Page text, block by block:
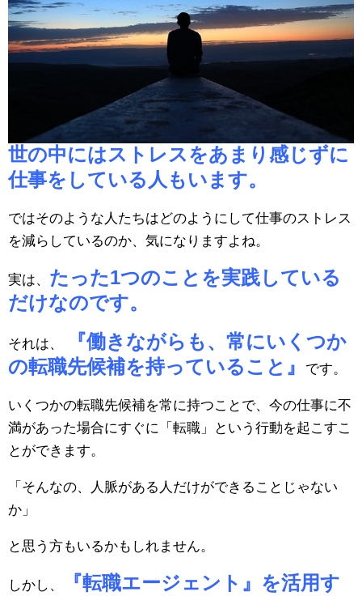
世の中にはストレスをあまり感じずに
仕事をしている人もいます。
ではそのような人たちはどのようにして仕事のストレス
を減らしているのか、気になりますよね。
実は、 たった1つのことを実践している
だけなのです。
それは、
『働きながらも、常にいくつか
の転職先候補を持っていること』
です。
いくつかの転職先候補を常に持つことで、今の仕事に不
満があった場合にすぐに「転職」という行動を起こすこ
とができます。
「そんなの、人脈がある人だけができることじゃない
か」
と思う方もいるかもしれません。
しかし、
『転職エージェント』を活用す